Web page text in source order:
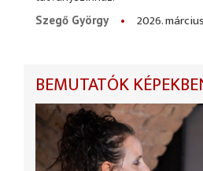
Szegő György
2026.
BEMUTATÓK